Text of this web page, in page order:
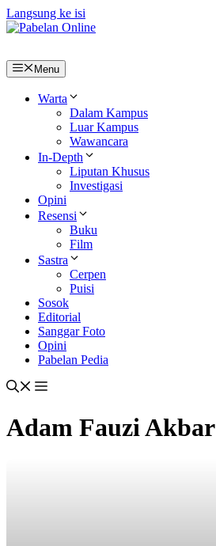
Langsung ke isi
Menu
Warta
Dalam Kampus
Luar Kampus
Wawancara
In-Depth
Liputan Khusus
Investigasi
Opini
Resensi
Buku
Film
Sastra
Cerpen
Puisi
Sosok
Editorial
Sanggar Foto
Opini
Pabelan Pedia
Adam Fauzi Akbar